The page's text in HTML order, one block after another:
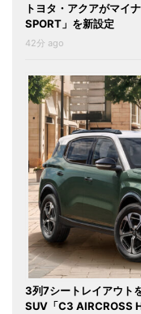
トヨタ・アクアがマイ
SPORT」を新設定
42分 ago
3列7シートレイアウト
SUV「C3 AIRCROSS